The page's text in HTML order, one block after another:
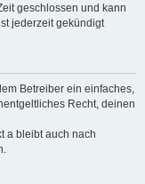
geschlossen und kann
jederzeit gekündigt
Betreiber ein einfaches,
Recht, deinen
a bleibt auch nach